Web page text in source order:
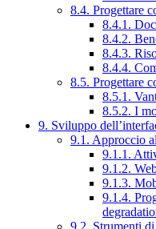
8.4. Progettare
8.4.1.
8.4.2.
8.4.3.
8.4.4.
8.5. Progettare
8.5.1.
8.5.2. I
9. Sviluppo
9.1. Approccio
9.1.1.
9.1.2.
9.1.3.
9.1.4.
9.2. Strumenti